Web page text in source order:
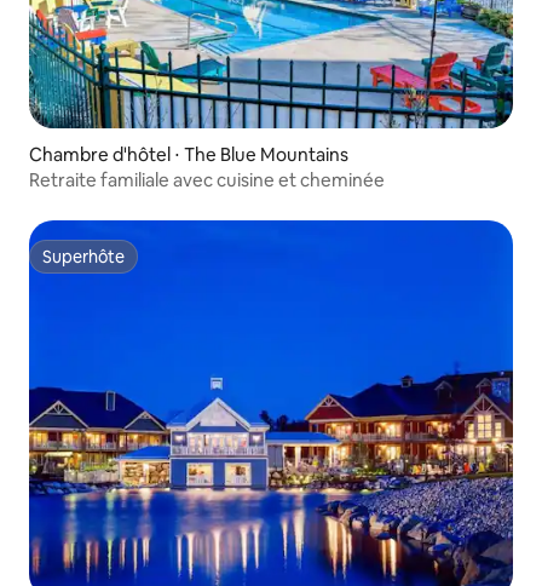
Chambre d'hôtel ⋅ The Blue Mountains
Retraite familiale avec cuisine et cheminée
Superhôte
Superhôte